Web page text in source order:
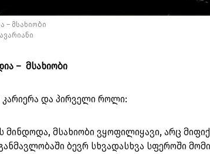
– მსახიობი
– მსახიობი
კარიერა და პირველი როლი:
მინდოდა, მსახიობი ვყოფილიყავი, არც
ბევრ სხვადასხვა სფეროში